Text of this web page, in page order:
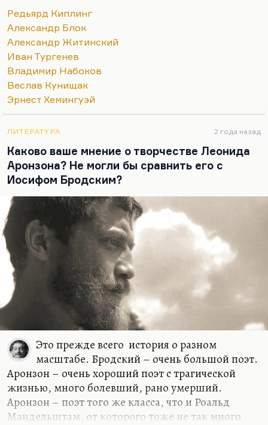
конгломерат нерасчленимый. Видите, семерку
только могу назвать. Но в самом первом ряду
люди, который я люблю кровной,
нерасторжимой любовью. Блок, Слепакова и
Лосев. Наверное, вот так.
Мне при первом знакомстве Кенжеев сказал:
и Мандельштам». Насчет Блока – да, говорю,
точно, не ошибся. А вот насчет Мандельштама –
не знаю. При всем бесконечном…
Редьярд Киплинг
Александр Блок
Александр Житинский
Иван Тургенев
Владимир Набоков
Веслав Кунищак
Эрнест Хемингуэй
ЛИТЕРАТУРА 2 года назад
Каково ваше мнение о творчестве Леонида
Аронзона? Не могли бы сравнить его с
Иосифом Бродским?
Это прежде всего история о разном
масштабе. Бродский – очень большой поэт.
Аронзон – очень хороший поэт с трагической
жизнью, много болевший, рано умерший.
Аронзон – поэт того же класса, что и Роальд
Мандельштам, от которого тоже не так много